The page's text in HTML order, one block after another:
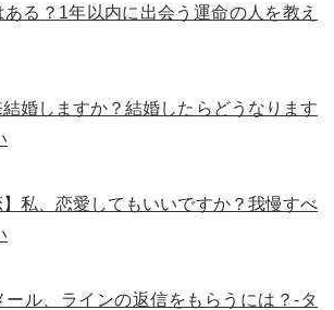
る？1年以内に出会う運命の人を教え
婚しますか？結婚したらどうなります
】私、恋愛してもいいですか？我慢すべ
ール、ラインの返信をもらうには？-タ